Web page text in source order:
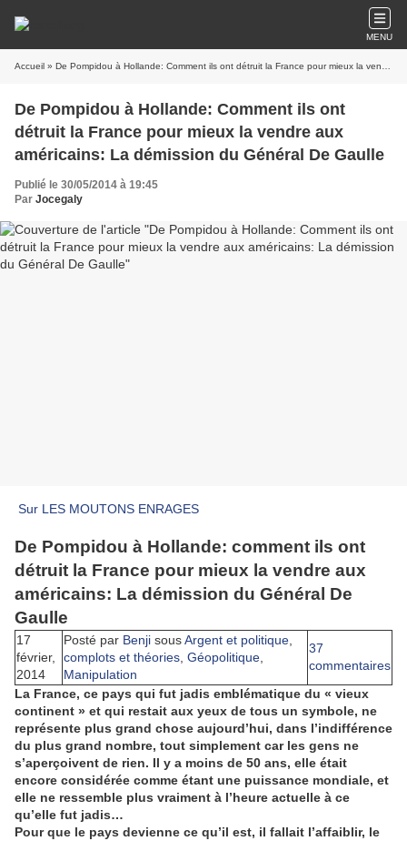
MENU
Accueil » De Pompidou à Hollande: Comment ils ont détruit la France pour mieux la vendre aux américains: La démission du Général De Gaulle
De Pompidou à Hollande: Comment ils ont
détruit la France pour mieux la vendre aux
américains: La démission du Général De Gaulle
Publié le 30/05/2014 à 19:45
Par Jocegaly
Sur LES MOUTONS ENRAGES
De Pompidou à Hollande: comment ils ont
détruit la France pour mieux la vendre aux
américains: La démission du Général De
Gaulle
17
février,
2014
Posté par Benji sousArgent et politique
complots et théories Géopolitique
Manipulation
37
commentaires
La France, ce pays qui fut jadis emblématique du « vieux
continent » et qui restait aux yeux de tous un symbole, ne
représente plus grand chose aujourd’hui, dans l’indifférence
du plus grand nombre, tout simplement car les gens ne
s’aperçoivent de rien. Il y a moins de 50 ans, elle était
encore considérée comme étant une puissance mondiale, et
elle ne ressemble plus vraiment à l’heure actuelle à ce
qu’elle fut jadis…
Pour que le pays devienne ce qu’il est, il fallait l’affaiblir, le